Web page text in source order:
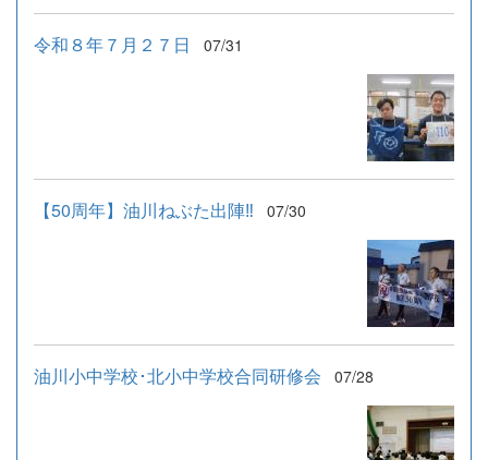
令和８年７月２７日 07/31
【50周年】油川ねぶた出陣‼ 07/30
油川小中学校･北小中学校合同研修会 07/28